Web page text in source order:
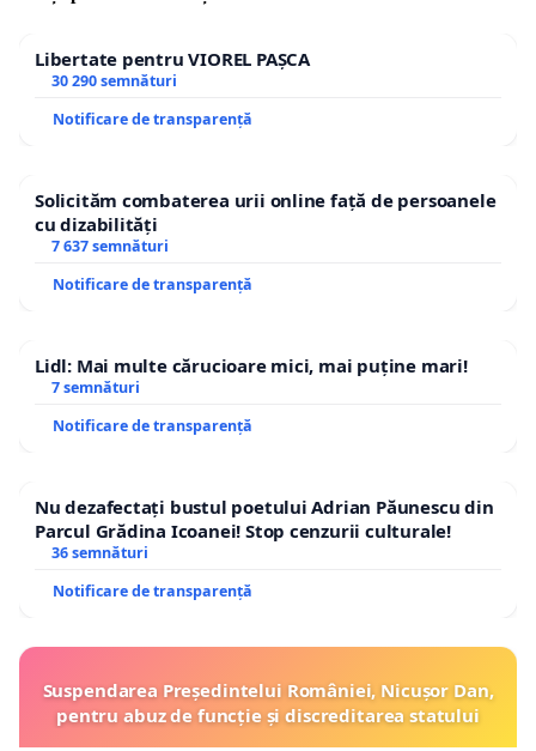
Libertate pentru VIOREL PAȘCA
30 290 semnături
Notificare de transparență
Solicităm combaterea urii online față de persoanele
cu dizabilități
7 637 semnături
Notificare de transparență
Lidl: Mai multe cărucioare mici, mai puține mari!
7 semnături
Notificare de transparență
Nu dezafectați bustul poetului Adrian Păunescu din
Parcul Grădina Icoanei! Stop cenzurii culturale!
36 semnături
Notificare de transparență
Suspendarea Președintelui României, Nicușor Dan,
pentru abuz de funcție și discreditarea statului